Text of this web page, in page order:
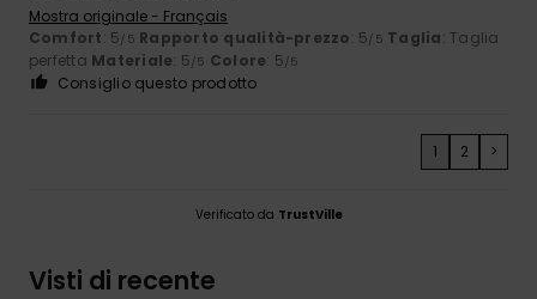
Mostra originale - Français
Comfort: 5/5 Rapporto qualità-prezzo: 5/5 Taglia: Taglia
perfetta Materiale: 5/5 Colore: 5/5
Consiglio questo prodotto
1 2 >
Verificato da TrustVille
Visti di recente